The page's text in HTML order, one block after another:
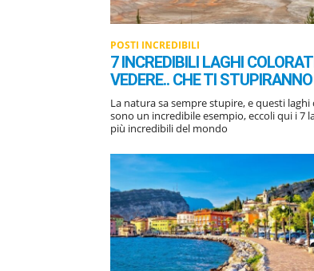
POSTI INCREDIBILI
7 INCREDIBILI LAGHI
VEDERE.. CHE TI STUPIRANNO
La natura sa sempre stupire, e questi
sono un incredibile esempio, eccoli qui i 7 laghi colorati
più incredibili del mondo